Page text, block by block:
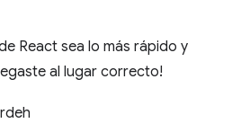
React sea lo más rápido y
al lugar correcto!